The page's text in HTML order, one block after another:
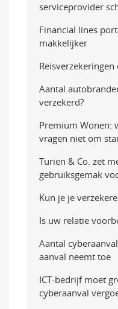
serviceprovider
Financial lines
makkelijker
Aantal
verzekerd?
Premium Wonen:
vragen niet om
Turien & Co. zet
gebruiksgemak
Kun je je
Is uw relatie
Aantal
aanval neemt toe
ICT-bedrijf moet
cyberaanval